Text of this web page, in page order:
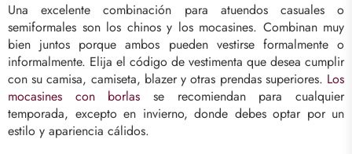
Una excelente combinación para atuendos casuales o
semiformales son los chinos y los mocasines. Combinan muy
bien juntos porque ambos pueden vestirse formalmente o
informalmente. Elija el código de vestimenta que desea cumplir
con su camisa, camiseta, blazer y otras prendas superiores. Los
mocasines con borlas se recomiendan para cualquier
temporada, excepto en invierno, donde debes optar por un
estilo y apariencia cálidos.